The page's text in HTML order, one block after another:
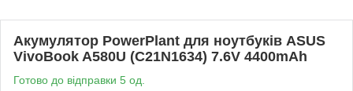
Акумулятор PowerPlant для ноутбуків ASUS
VivoBook A580U (C21N1634) 7.6V 4400mAh
Готово до відправки 5 од.